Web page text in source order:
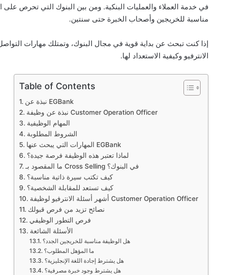
في خدمة العملاء والعمليات البنكية. ومن بين البنوك التي تحرص
مناسبة للخريجين وأصحاب الخبرة حتى سنتين.
إذا كنت تبحث عن بداية قوية في مجال البنوك، وتمتلك مهارات
الانترفيو وكيفية الاستعداد لها.
Table of Contents
نبذة عن EGBank
نبذة عن وظيفة Customer Operation Officer
المهام الوظيفية
الشروط المطلوبة
المهارات التي يبحث عنها EGBank
لماذا تعتبر هذه الوظيفة فرصة جيدة؟
ما المقصود بـ Cross Selling في البنوك؟
كيف تكتب سيرة ذاتية مناسبة؟
كيف تستعد للمقابلة الشخصية؟
أشهر أسئلة الانترفيو لوظيفة Customer Operation Officer
نصائح تزيد من فرص قبولك
فرص التطور الوظيفي
الأسئلة الشائعة
هل الوظيفة مناسبة للخريجين الجدد؟
ما المؤهل المطلوب؟
هل يشترط إجادة اللغة الإنجليزية؟
هل يشترط وجود خبرة مصرفية؟